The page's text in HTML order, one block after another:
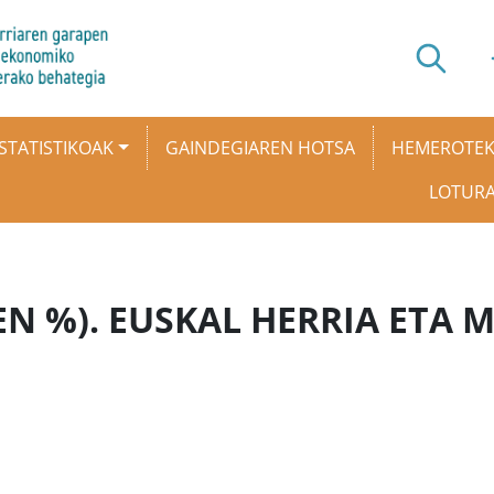
GAINDEGIAREN HOTSA
%). EUSKAL HERRIA ETA